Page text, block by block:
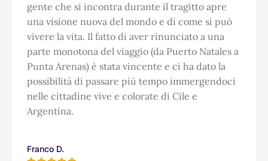
gente che si incontra durante il tragitto apre
una visione nuova del mondo e di come si può
vivere la vita. Il fatto di aver rinunciato a una
parte monotona del viaggio (da Puerto Natales a
Punta Arenas) è stata vincente e ci ha dato la
possibilità di passare più tempo immergendoci
nelle cittadine vive e colorate di Cile e
Argentina.
Franco D.